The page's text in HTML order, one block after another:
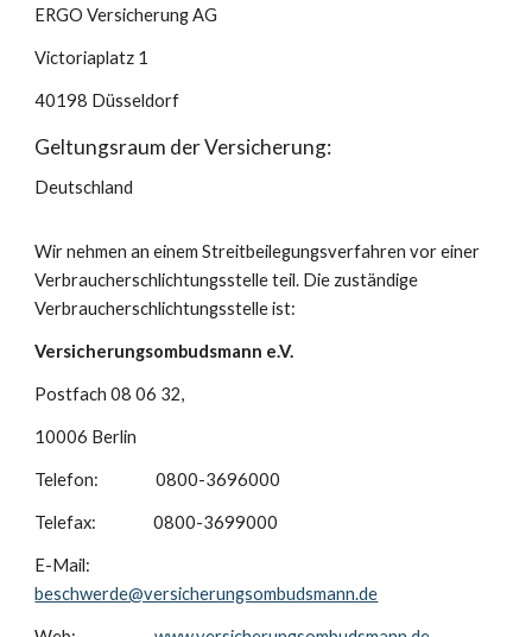
ERGO Versicherung AG
Victoriaplatz 1
40198 Düsseldorf
Geltungsraum der Versicherung:
Deutschland
Wir nehmen an einem Streitbeilegungsverfahren vor einer
Verbraucherschlichtungsstelle teil. Die zuständige
Verbraucherschlichtungsstelle ist:
Versicherungsombudsmann e.V.
Postfach 08 06 32,
10006 Berlin
Telefon: 0800-3696000
Telefax: 0800-3699000
E-Mail:
beschwerde@versicherungsombudsmann.de